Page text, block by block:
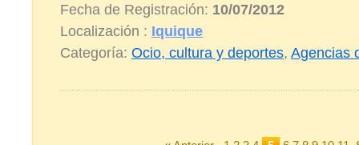
Fecha de Registración: 10/07/2012
Localización : Iquique
Categoría: Ocio, cultura y deportes, Agencias